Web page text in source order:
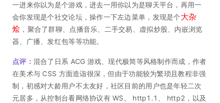
一进来你以为是个游戏，进去一用你以为是聊天平台，再用一
会你发现是个社交论坛，操作一下左边菜单，发现是个大杂
烩 ，聚合了群聊、点播音乐、二手交易、虚拟炒股、内嵌浏览
器、广播、发红包等等功能。
点评： 混合了日系 ACG 游戏、现代极简等风格制作而成，作者
在美术与 CSS 方面造诣很深，但由于功能较为繁琐且教程非强
制，初感对大龄用户不太友好，社区目前的用户也是年轻二次
元居多，从控制台看网络协议有 WS、 http1.1、 http2，以及